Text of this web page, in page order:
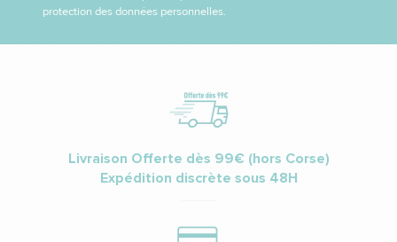
protection des données personnelles.
Livraison Offerte dès 99€ (hors Corse)
Expédition discrète sous 48H